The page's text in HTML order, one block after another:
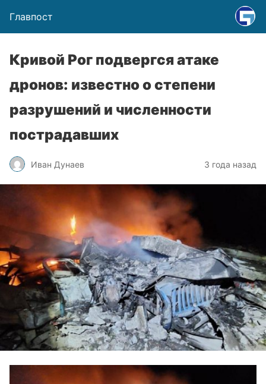
Главпост
Кривой Рог подвергся атаке
дронов: известно о степени
разрушений и численности
пострадавших
Иван Дунаев 3 года назад